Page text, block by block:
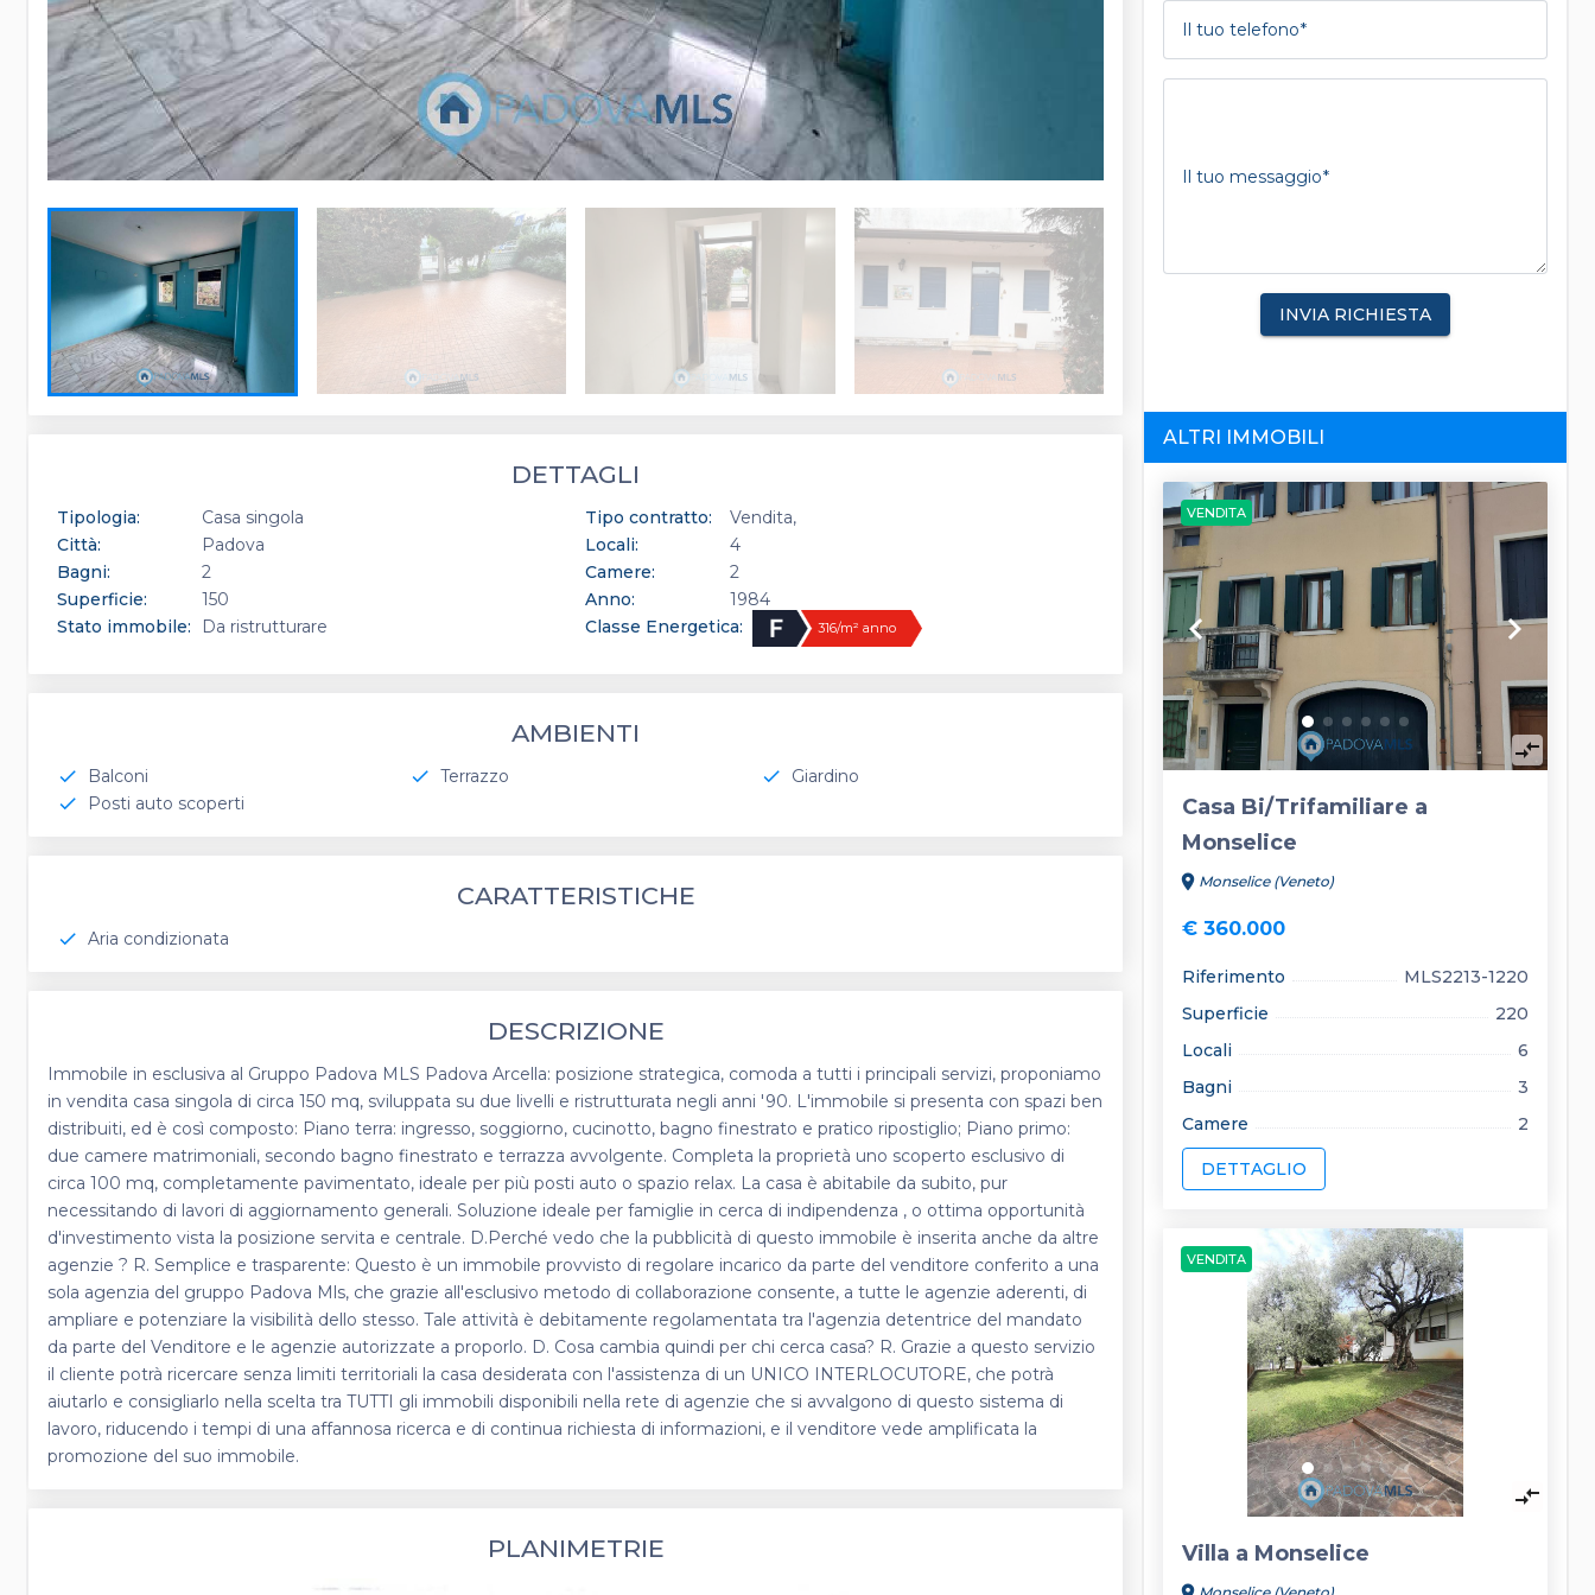
DETTAGLI
Tipologia: Casa singola Tipo contratto:
Vendita
Città:
Padova Locali:
4
Bagni:
2 Camere:
2
Superficie:
150 Anno:
1984
Stato immobile:
Da ristrutturare Classe Energetica: 316/m² anno
AMBIENTI
check Balconi check Terrazzo check
Giardino
check
Posti auto scoperti
CARATTERISTICHE
check Aria condizionata
DESCRIZIONE
Immobile in esclusiva al Gruppo Padova MLS Padova Arcella: posizione strategica, comoda a tutti i principali servizi, proponiamo
in vendita casa singola di circa 150 mq, sviluppata su due livelli e ristrutturata negli anni '90. L'immobile si presenta con spazi ben
distribuiti, ed è così composto: Piano terra: ingresso, soggiorno, cucinotto, bagno finestrato e pratico ripostiglio; Piano primo:
due camere matrimoniali, secondo bagno finestrato e terrazza avvolgente. Completa la proprietà uno scoperto esclusivo di
circa 100 mq, completamente pavimentato, ideale per più posti auto o spazio relax. La casa è abitabile da subito, pur
necessitando di lavori di aggiornamento generali. Soluzione ideale per famiglie in cerca di indipendenza , o ottima opportunità
d'investimento vista la posizione servita e centrale. D.Perché vedo che la pubblicità di questo immobile è inserita anche da altre
agenzie ? R. Semplice e trasparente: Questo è un immobile provvisto di regolare incarico da parte del venditore conferito a una
sola agenzia del gruppo Padova Mls, che grazie all'esclusivo metodo di collaborazione consente, a tutte le agenzie aderenti, di
ampliare e potenziare la visibilità dello stesso. Tale attività è debitamente regolamentata tra l'agenzia detentrice del mandato
da parte del Venditore e le agenzie autorizzate a proporlo. D. Cosa cambia quindi per chi cerca casa? R. Grazie a questo servizio
il cliente potrà ricercare senza limiti territoriali la casa desiderata con l'assistenza di un UNICO INTERLOCUTORE, che potrà
aiutarlo e consigliarlo nella scelta tra TUTTI gli immobili disponibili nella rete di agenzie che si avvalgono di questo sistema di
lavoro, riducendo i tempi di una affannosa ricerca e di continua richiesta di informazioni, e il venditore vede amplificata la
promozione del suo immobile.
PLANIMETRIE
Il tuo telefono
Il tuo messaggio
INVIA RICHIESTA
ALTRI IMMOBILI
VENDITA
keyboard_arrow_left keyboard_arrow_right
compare_arrows
Casa Bi/Trifamiliare a
Monselice
location_on Monselice (Veneto)
€ 360.000
Riferimento
MLS2213-1220
Superficie
220
Locali
6
Bagni
3
Camere
2
DETTAGLIO
VENDITA
compare_arrows
Villa a Monselice